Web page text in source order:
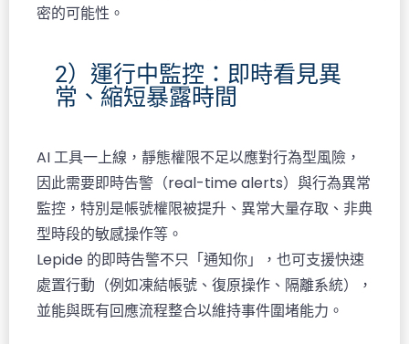
密的可能性。
2）運行中監控：即時看見異
常、縮短暴露時間
AI 工具一上線，靜態權限不足以應對行為型風險，
因此需要即時告警（real-time alerts）與行為異常
監控，特別是帳號權限被提升、異常大量存取、非典
型時段的敏感操作等。​
Lepide 的即時告警不只「通知你」，也可支援快速
處置行動（例如凍結帳號、復原操作、隔離系統），
並能與既有回應流程整合以維持事件圍堵能力。